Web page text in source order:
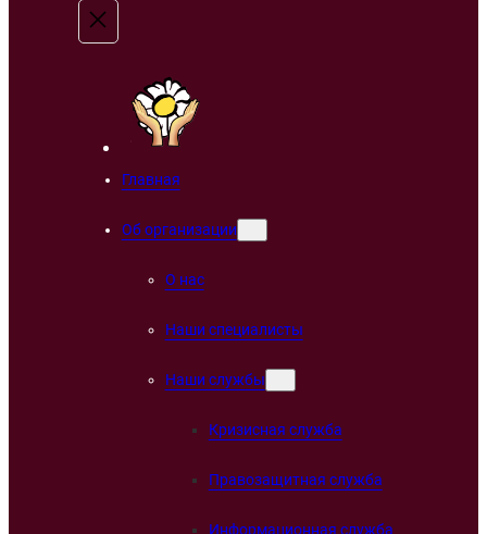
Главная
Об организации
О нас
Наши специалисты
Наши службы
Кризисная служба
Правозащитная служба
Информационная служба